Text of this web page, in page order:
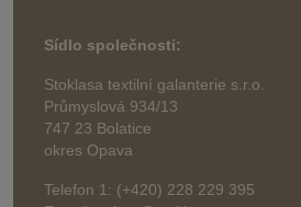
Sídlo společnosti:
Stoklasa textilní galanterie s.r.o.
Průmyslová 934/13
747 23 Bolatice
okres Opava
Telefon 1: (+420) 228 229 395